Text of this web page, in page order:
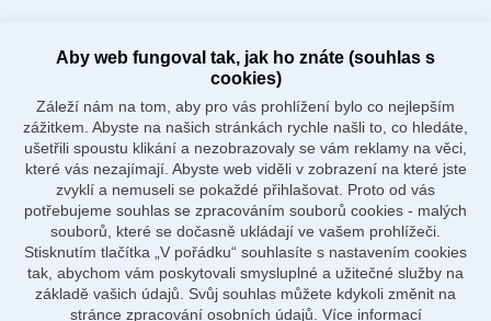
Aby web fungoval tak, jak ho znáte (souhlas s
cookies)
Záleží nám na tom, aby pro vás prohlížení bylo co nejlepším
zážitkem. Abyste na našich stránkách rychle našli to, co hledáte,
ušetřili spoustu klikání a nezobrazovaly se vám reklamy na věci,
které vás nezajímají. Abyste web viděli v zobrazení na které jste
zvyklí a nemuseli se pokaždé přihlašovat. Proto od vás
potřebujeme souhlas se zpracováním souborů cookies - malých
souborů, které se dočasně ukládají ve vašem prohlížeči.
Stisknutím tlačítka „V pořádku“ souhlasíte s nastavením cookies
tak, abychom vám poskytovali smysluplné a užitečné služby na
základě vašich údajů. Svůj souhlas můžete kdykoli změnit na
stránce zpracování osobních údajů. Více informací